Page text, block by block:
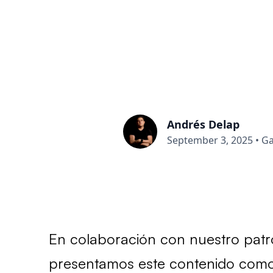
Andrés Delap
September 3, 2025 •
En colaboración con nuestro
presentamos este contenido